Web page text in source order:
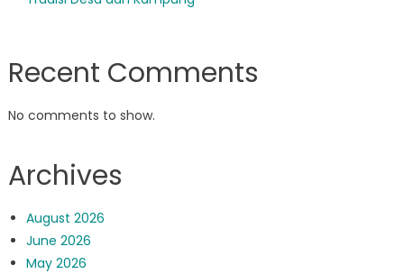
Recent Comments
No comments to show.
Archives
August 2026
June 2026
May 2026